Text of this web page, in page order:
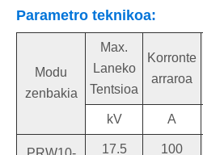
Parametro teknikoa:
Modu
zenbakia
Max.
Laneko
Tentsioa
Korronte
arraroa
kV A
17.5 100